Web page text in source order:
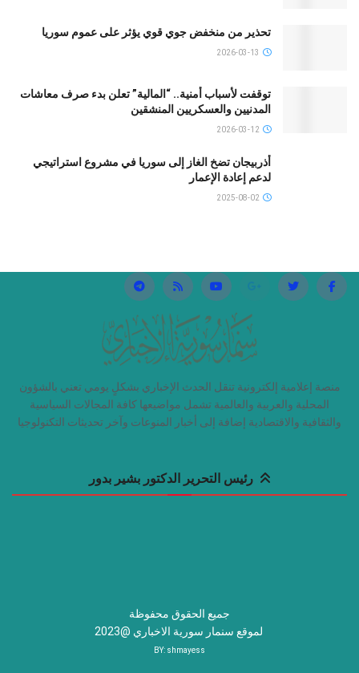
تحذير من منخفض جوي قوي يؤثر على عموم سوريا
توقفت لأسباب أمنية.. “المالية” تعلن بدء صرف معاشات
المدنيين والعسكريين المنشقين
أذربيجان تضخ الغاز إلى سوريا في مشروع استراتيجي
لدعم إعادة الإعمار
منصة إعلامية إلكترونية تنقل الحدث الإخباري بشكلٍ يومي تعني بالشؤون
المحلية والعربية والعالمية تشمل مواضيعها كافة المجالات السياسية
والثقافية والاقتصادية إضافة إلى أخبار المنوعات وآخر تحديثات التكنولوجيا
رئيس التحرير الدكتور بشير بدور
جميع الحقوق محفوظة
لموقع سنمار سورية الاخباري @2023
BY: shmayess